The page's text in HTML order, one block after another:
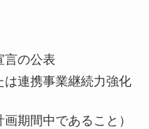
言の公表
連携事業継続力強化
期間中であること）